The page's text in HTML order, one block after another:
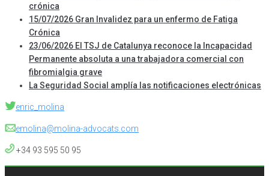
crónica
15/07/2026 Gran Invalidez para un enfermo de Fatiga
Crónica
23/06/2026 El TSJ de Catalunya reconoce la Incapacidad
Permanente absoluta a una trabajadora comercial con
fibromialgia grave
La Seguridad Social amplía las notificaciones electrónicas
enric_molina
emolina@molina-advocats.com
+34 93 595 50 95